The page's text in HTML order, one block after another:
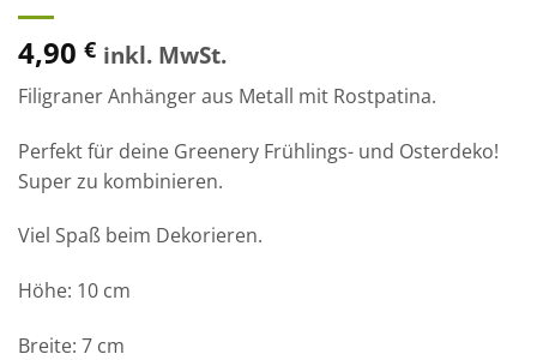
4,90 € inkl. MwSt.
Filigraner Anhänger aus Metall mit Rostpatina.
Perfekt für deine Greenery Frühlings- und Osterdeko!
Super zu kombinieren.
Viel Spaß beim Dekorieren.
Höhe: 10 cm
Breite: 7 cm